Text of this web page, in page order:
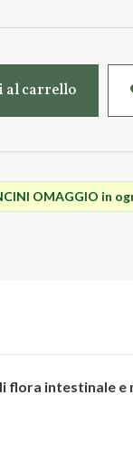
al carrello
OMAGGIO in
flora intestinale e